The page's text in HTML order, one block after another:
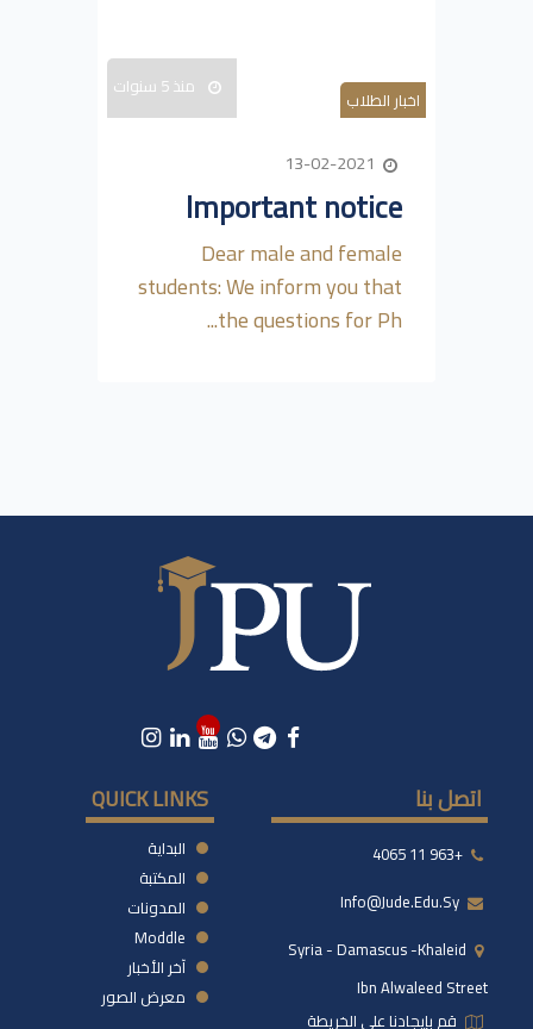
اخبار الطلاب منذ 5 سنوات
Important notice
Dear male and female
students: We inform you that
the questions for Ph...
اتصل بنا
+963 11 4065
Syria - Damascus -khaleid
Ibn Alwaleed Street
قم بإيجادنا على الخريطة
QUICK LINKS
البداية
المكتبة
المدونات
Moddle
آخر الأخبار
معرض الصور